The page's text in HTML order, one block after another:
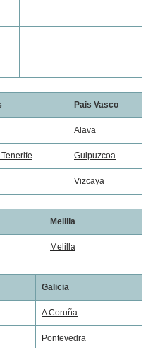
Pais Vasco
Alava
Guipuzcoa
Vizcaya
Melilla
Melilla
Galicia
A Coruña
Pontevedra